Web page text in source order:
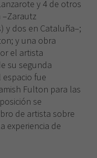
y 4 de otros
–Zarautz
y dos en Cataluña–;
y una obra
el artista
su segunda
fue
Fulton para las
se
de artista sobre
experiencia de